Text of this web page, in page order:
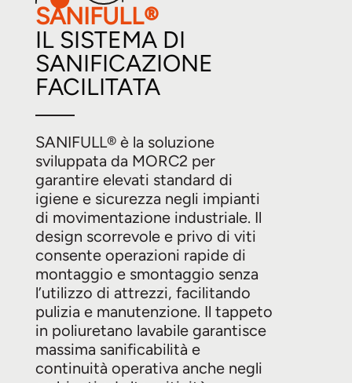
SANIFULL®
IL SISTEMA DI
SANIFICAZIONE
FACILITATA
SANIFULL® è la soluzione
sviluppata da MORC2 per
garantire elevati standard di
igiene e sicurezza negli impianti
di movimentazione industriale. Il
design scorrevole e privo di viti
consente operazioni rapide di
montaggio e smontaggio senza
l’utilizzo di attrezzi, facilitando
pulizia e manutenzione. Il tappeto
in poliuretano lavabile garantisce
massima sanificabilità e
continuità operativa anche negli